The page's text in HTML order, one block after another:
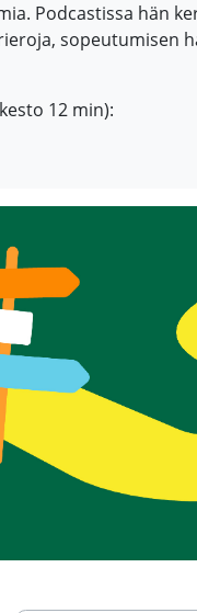
Podcastissa hän
sopeutumisen
12 min):